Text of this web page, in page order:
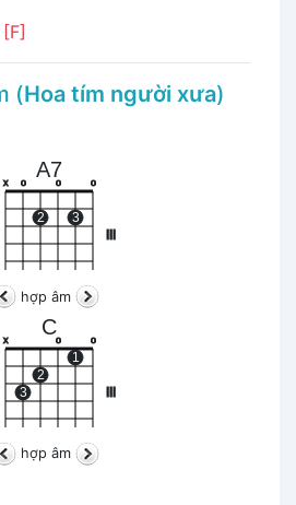
[F]
(Hoa tím người xưa)
A7
x o
2
o
3
o
hợp âm
C
x
3
2
o
1
o
hợp âm